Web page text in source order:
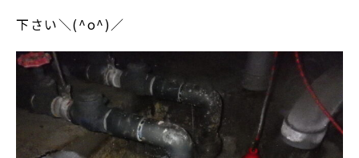
下さい＼(^o^)／